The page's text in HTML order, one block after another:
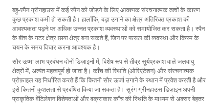
बहु-स्पैन ग्रीनहाउस में कई स्पैन को जोड़ने के लिए आवश्यक संरचनात्मक तत्वों के कारण
कुछ प्रकाश कमी हो सकती है। हालाँकि, बड़ा उगाने का क्षेत्र अतिरिक्त प्रकाश की
आवश्यकता पड़ने पर अधिक उन्नत प्रकाश व्यवस्थाओं को समायोजित कर सकता है। स्पैन
के बीच के गटर क्षेत्र छाया क्षेत्र बना सकते हैं, जिन पर फसल की व्यवस्था और किस्म के
चयन के समय विचार करना आवश्यक है।
सौर ऊष्मा लाभ प्रबंधन दोनों डिज़ाइनों में, विशेष रूप से तीव्र सूर्यप्रकाश वाले जलवायु
क्षेत्रों में, अत्यंत महत्वपूर्ण हो जाता है। काँच की स्थिति (ओरिएंटेशन) और संरचनात्मक
प्रोफ़ाइल यह निर्धारित करते हैं कि कितनी सौर ऊर्जा उगाने के स्थान में प्रवेश करती है और
इसे कितनी कुशलता से प्रबंधित किया जा सकता है। सुरंग ग्रीनहाउस डिज़ाइन अपनी
प्राकृतिक वेंटिलेशन विशेषताओं और वक्राकार काँच की स्थिति के माध्यम से अक्सर बेहतर